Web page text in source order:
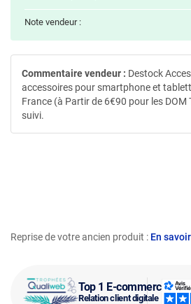
Top 1 E-commerce
Relation client digitale
Reprise de votre ancien produit : En
Note vendeur :
Commentaire vendeur : Destock
accessoires pour smartphone et
France (à Partir de 6€90 pour les DOM
suivi.